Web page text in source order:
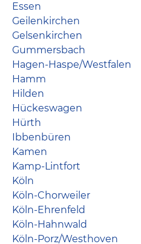
Essen
Geilenkirchen
Gelsenkirchen
Gummersbach
Hagen-Haspe/Westfalen
Hamm
Hilden
Hückeswagen
Hürth
Ibbenbüren
Kamen
Kamp-Lintfort
Köln
Köln-Chorweiler
Köln-Ehrenfeld
Köln-Hahnwald
Köln-Porz/Westhoven